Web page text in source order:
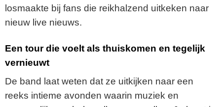
losmaakte bij fans die reikhalzend uitkeken naar
nieuw live nieuws.
Een tour die voelt als thuiskomen en tegelijk
vernieuwt
De band laat weten dat ze uitkijken naar een
reeks intieme avonden waarin muziek en